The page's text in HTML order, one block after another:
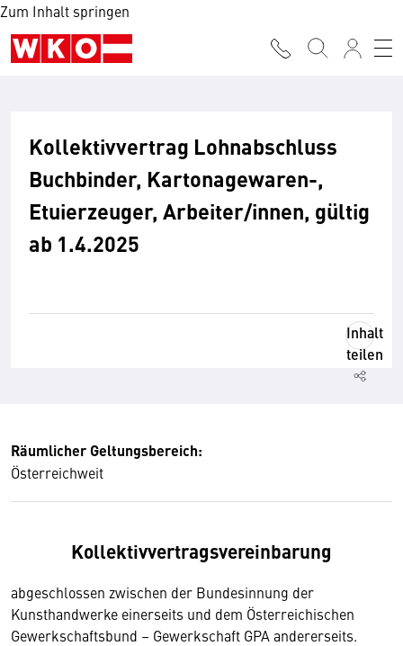
Zum Inhalt springen
Kollektivvertrag Lohnabschluss
Buchbinder, Kartonagewaren-,
Etuierzeuger, Arbeiter/innen, gültig
ab 1.4.2025
Inhalt
teilen
Räumlicher Geltungsbereich:
Österreichweit
Kollektivvertragsvereinbarung
abgeschlossen zwischen der Bundesinnung der
Kunsthandwerke einerseits und dem Österreichischen
Gewerkschaftsbund – Gewerkschaft GPA andererseits.